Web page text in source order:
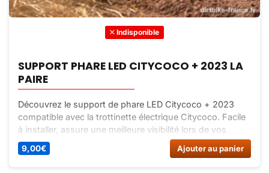
Indisponible
SUPPORT PHARE LED CITYCOCO + 2023 LA
PAIRE
Découvrez le support de phare LED Citycoco + 2023
compatible avec la trottinette électrique Citycoco. Facile
à installer, assure une meilleure visibilité lors de vos
balades nocturnes. Commandez dès maintenant sur Dirt
Bike France !
9,00€ Ajouter au panier